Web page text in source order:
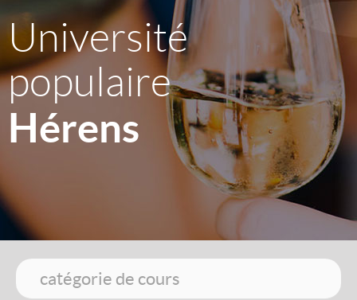
Université
populaire
Hérens